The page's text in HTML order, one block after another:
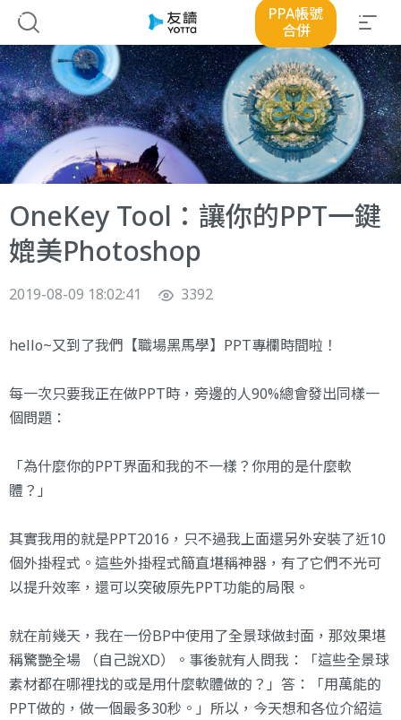
PPA帳號
合併
OneKey Tool：讓你的PPT一鍵
媲美Photoshop
2019-08-09 18:02:41 3392
hello~又到了我們【職場黑馬學】PPT專欄時間啦！
每一次只要我正在做PPT時，旁邊的人90%總會發出同樣一
個問題：
「為什麼你的PPT界面和我的不一樣？你用的是什麼軟
體？」
其實我用的就是PPT2016，只不過我上面還另外安裝了近10
個外掛程式。這些外掛程式簡直堪稱神器，有了它們不光可
以提升效率，還可以突破原先PPT功能的局限。
就在前幾天，我在一份BP中使用了全景球做封面，那效果堪
稱驚艷全場 （自己說XD）。事後就有人問我：「這些全景球
素材都在哪裡找的或是用什麼軟體做的？」答：「用萬能的
PPT做的，做一個最多30秒。」所以，今天想和各位介紹這